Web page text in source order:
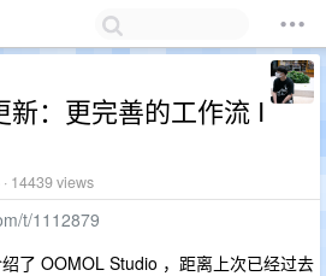
新：更完善的工作流 I
14439 views
t/1112879
了 OOMOL Studio ，距离上次已经过去